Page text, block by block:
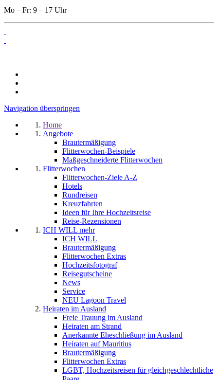
Mo – Fr: 9 – 17 Uhr
Navigation überspringen
Home
Angebote
Brautermäßigung
Flitterwochen-Beispiele
Maßgeschneiderte Flitterwochen
Flitterwochen
Flitterwochen-Ziele A-Z
Hotels
Rundreisen
Kreuzfahrten
Ideen für Ihre Hochzeitsreise
Reise-Rezensionen
ICH WILL mehr
ICH WILL
Brautermäßigung
Flitterwochen Extras
Hochzeitsfotograf
Reisegutscheine
News
Service
NEU Lagoon Travel
Heiraten im Ausland
Freie Trauung im Ausland
Heiraten am Strand
Anerkannte Eheschließung im Ausland
Heiraten auf Mauritius
Brautermäßigung
Flitterwochen Extras
LGBT, Hochzeitsreisen für gleichgeschlechtliche